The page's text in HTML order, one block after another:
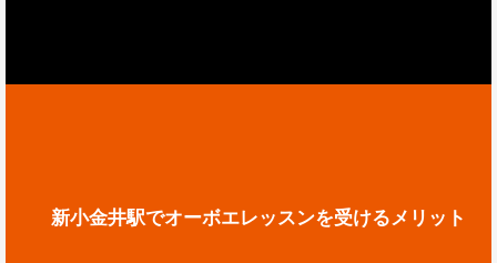
新小金井駅でオーボエレッスンを受けるメリット